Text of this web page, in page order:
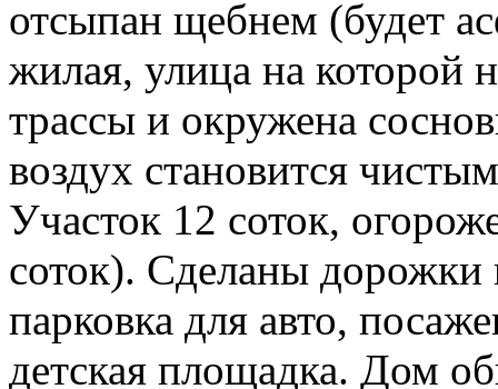
отсыпан щебнем (будет
жилая, улица на которой
трассы и окружена
воздух становится
Участок 12 соток,
соток). Сделаны дорожки
парковка для авто,
детская площадка. Дом